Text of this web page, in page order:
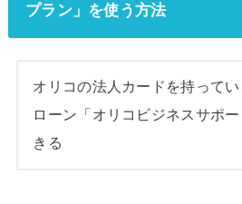
プラン」を使う方法
オリコの法人カードを持って
ローン「オリコビジネスサポ
きる